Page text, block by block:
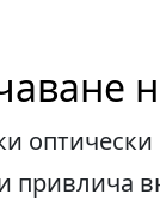
оптически
привлича